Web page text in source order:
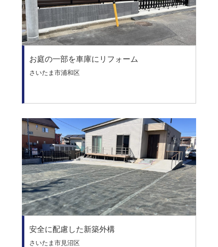
お庭の一部を車庫にリフォーム
さいたま市浦和区
安全に配慮した新築外構
さいたま市見沼区